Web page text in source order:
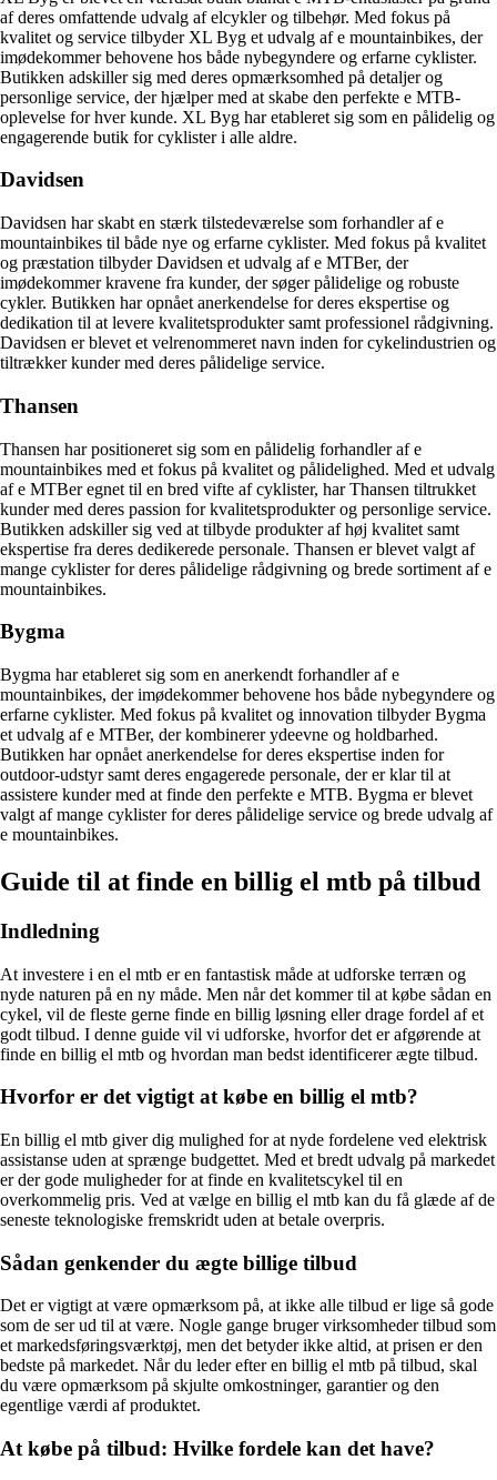
af deres omfattende udvalg af elcykler og tilbehør. Med fokus på
kvalitet og service tilbyder XL Byg et udvalg af e mountainbikes, der
imødekommer behovene hos både nybegyndere og erfarne cyklister.
Butikken adskiller sig med deres opmærksomhed på detaljer og
personlige service, der hjælper med at skabe den perfekte e MTB-
oplevelse for hver kunde. XL Byg har etableret sig som en pålidelig og
engagerende butik for cyklister i alle aldre.
Davidsen
Davidsen har skabt en stærk tilstedeværelse som forhandler af e
mountainbikes til både nye og erfarne cyklister. Med fokus på kvalitet
og præstation tilbyder Davidsen et udvalg af e MTBer, der
imødekommer kravene fra kunder, der søger pålidelige og robuste
cykler. Butikken har opnået anerkendelse for deres ekspertise og
dedikation til at levere kvalitetsprodukter samt professionel rådgivning.
Davidsen er blevet et velrenommeret navn inden for cykelindustrien og
tiltrækker kunder med deres pålidelige service.
Thansen
Thansen har positioneret sig som en pålidelig forhandler af e
mountainbikes med et fokus på kvalitet og pålidelighed. Med et udvalg
af e MTBer egnet til en bred vifte af cyklister, har Thansen tiltrukket
kunder med deres passion for kvalitetsprodukter og personlige service.
Butikken adskiller sig ved at tilbyde produkter af høj kvalitet samt
ekspertise fra deres dedikerede personale. Thansen er blevet valgt af
mange cyklister for deres pålidelige rådgivning og brede sortiment af e
mountainbikes.
Bygma
Bygma har etableret sig som en anerkendt forhandler af e
mountainbikes, der imødekommer behovene hos både nybegyndere og
erfarne cyklister. Med fokus på kvalitet og innovation tilbyder Bygma
et udvalg af e MTBer, der kombinerer ydeevne og holdbarhed.
Butikken har opnået anerkendelse for deres ekspertise inden for
outdoor-udstyr samt deres engagerede personale, der er klar til at
assistere kunder med at finde den perfekte e MTB. Bygma er blevet
valgt af mange cyklister for deres pålidelige service og brede udvalg af
e mountainbikes.
Guide til at finde en billig el mtb på tilbud
Indledning
At investere i en el mtb er en fantastisk måde at udforske terræn og
nyde naturen på en ny måde. Men når det kommer til at købe sådan en
cykel, vil de fleste gerne finde en billig løsning eller drage fordel af et
godt tilbud. I denne guide vil vi udforske, hvorfor det er afgørende at
finde en billig el mtb og hvordan man bedst identificerer ægte tilbud.
Hvorfor er det vigtigt at købe en billig el mtb?
En billig el mtb giver dig mulighed for at nyde fordelene ved elektrisk
assistanse uden at sprænge budgettet. Med et bredt udvalg på markedet
er der gode muligheder for at finde en kvalitetscykel til en
overkommelig pris. Ved at vælge en billig el mtb kan du få glæde af de
seneste teknologiske fremskridt uden at betale overpris.
Sådan genkender du ægte billige tilbud
Det er vigtigt at være opmærksom på, at ikke alle tilbud er lige så gode
som de ser ud til at være. Nogle gange bruger virksomheder tilbud som
et markedsføringsværktøj, men det betyder ikke altid, at prisen er den
bedste på markedet. Når du leder efter en billig el mtb på tilbud, skal
du være opmærksom på skjulte omkostninger, garantier og den
egentlige værdi af produktet.
At købe på tilbud: Hvilke fordele kan det have?